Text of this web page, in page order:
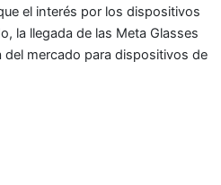
el interés por los dispositivos
la llegada de las Meta Glasses
del mercado para dispositivos de